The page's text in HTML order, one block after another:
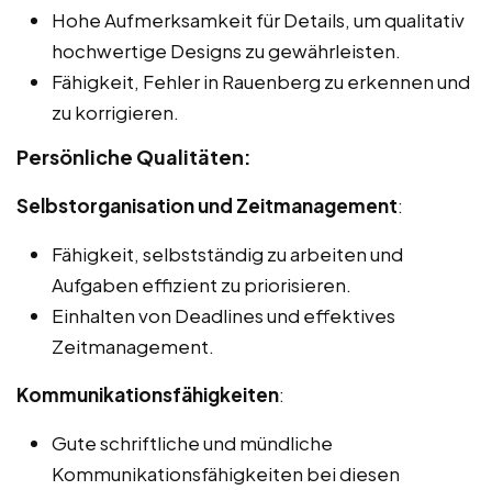
Hohe Aufmerksamkeit für Details, um qualitativ
hochwertige Designs zu gewährleisten.
Fähigkeit, Fehler in Rauenberg zu erkennen und
zu korrigieren.
Persönliche Qualitäten:
Selbstorganisation und Zeitmanagement:
Fähigkeit, selbstständig zu arbeiten und
Aufgaben effizient zu priorisieren.
Einhalten von Deadlines und effektives
Zeitmanagement.
Kommunikationsfähigkeiten:
Gute schriftliche und mündliche
Kommunikationsfähigkeiten bei diesen